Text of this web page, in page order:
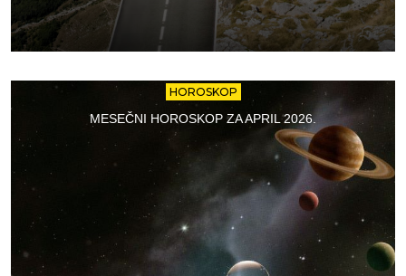
HOROSKOP
MESEČNI HOROSKOP ZA APRIL 2026.